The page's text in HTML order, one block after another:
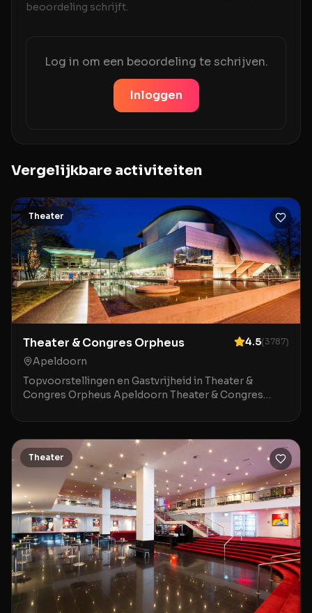
beoordeling schrijft.
Log in om een beoordeling te schrijven.
Inloggen
Vergelijkbare activiteiten
Theater
Theater & Congres Orpheus 4.5(3787)
Apeldoorn
Topvoorstellingen en Gastvrijheid in Theater &
Congres Orpheus Apeldoorn Theater & Congres
waar mod
Theater